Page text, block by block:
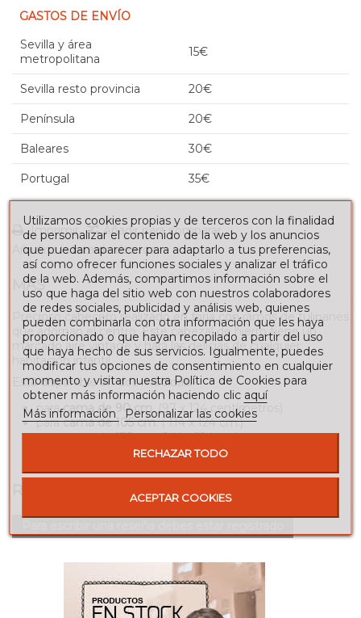
GASTOS DE ENVÍO
Sevilla y área
metropolitana
15€
Sevilla resto provincia 20€
Península 20€
Baleares 30€
Portugal 35€
Imprimir
Añadir para comparar
Añadir a la lista de deseos
MÁS
Precioso cabecero realizado en forja con ramos de tulipanes
que adornan el centro. Este cabezal de hierro tiene un
marcado aire vintage y hará las delicias de cualquier
habitación infantil.
Está disponible en dos medidas:
paracama de 90 cm. (97 x 124 centímetros)
paracama de 105 cm. ( 114 x 124 cm.)
para cama de 135 cm. (144 x 124 cm)
para cama de 150 cm (149 x 124 cm.)
Utilizamos cookies propias y de terceros con la finalidad
de personalizar el contenido de la web y los anuncios
que puedan aparecer para adaptarlo a tus preferencias,
así como ofrecer funciones sociales y analizar el tráfico
de la web. Además, compartimos información sobre el
uso que haga del sitio web con nuestros colaboradores
de redes sociales, publicidad y análisis web, quienes
pueden combinarla con otra información que les haya
proporcionado o que hayan recopilado a partir del uso
que haya hecho de sus servicios. Igualmente, puedes
modificar tus opciones de consentimiento en cualquier
momento y visitar nuestra Política de Cookies para
obtener más información haciendo clic aquí
Más información
Personalizar las cookies
RECHAZAR TODO
ACEPTAR COOKIES